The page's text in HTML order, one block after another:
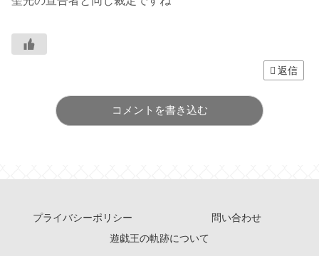
返信
コメントを書き込む
プライバシーポリシー
問い合わせ
遊戯王の軌跡について